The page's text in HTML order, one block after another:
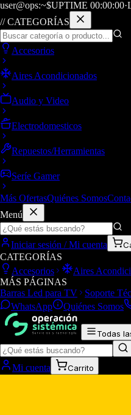
user@ops:~$UPTIME 00:00:00·
// CATEGORÍAS
Accesorios
Aires Acondicionados
Audio y Video
Electrodomesticos
Repuestos/Herramientas
Seríe Gamer
Más OfertasQuiénes Somos
Menú
Iniciar sesión / Mi cuenta
CATEGORÍAS
Accesorios
Aires
MÁS PÁGINAS
Barras Led para TV
Soporte
WhatsApp
Quiénes Somos
Todas
Mi cuenta Carrito